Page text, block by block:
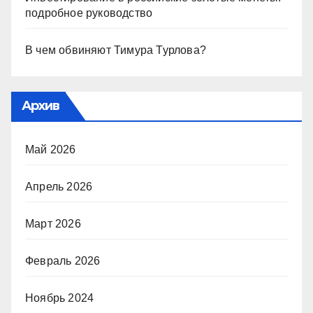
подробное руководство
В чем обвиняют Тимура Турлова?
Архив
Май 2026
Апрель 2026
Март 2026
Февраль 2026
Ноябрь 2024